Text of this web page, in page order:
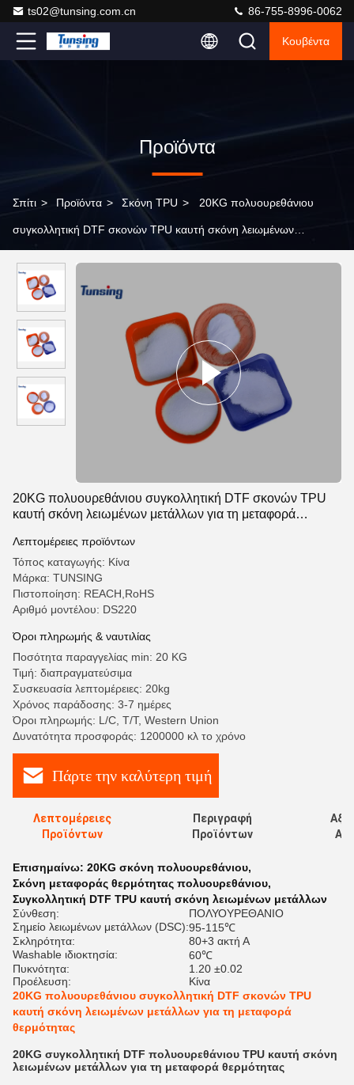
ts02@tunsing.com.cn 86-755-8996-0062
Κουβέντα
Προϊόντα
Σπίτι > Προϊόντα > Σκόνη TPU > 20KG πολυουρεθάνιου
συγκολλητική DTF σκονών TPU καυτή σκόνη λειωμένων
20KG πολυουρεθάνιου συγκολλητική DTF σκονών TPU
καυτή σκόνη λειωμένων μετάλλων για τη μεταφορά
Λεπτομέρειες προϊόντων
Τόπος καταγωγής: Κίνα
Μάρκα: TUNSING
Πιστοποίηση: REACH,RoHS
Αριθμό μοντέλου: DS220
Όροι πληρωμής & ναυτιλίας
Ποσότητα παραγγελίας min: 20 KG
Τιμή: διαπραγματεύσιμα
Συσκευασία λεπτομέρειες: 20kg
Χρόνος παράδοσης: 3-7 ημέρες
Όροι πληρωμής: L/C, T/T, Western Union
Δυνατότητα προσφοράς: 1200000 κλ το χρόνο
Πάρτε την καλύτερη τιμή
Λεπτομέρειες
Προϊόντων
Περιγραφή
Προϊόντων
Επισημαίνω: 20KG σκόνη πολυουρεθάνιου,
Σκόνη μεταφοράς θερμότητας πολυουρεθάνιου,
Συγκολλητική DTF TPU καυτή σκόνη λειωμένων μετάλλων
Σύνθεση:
ΠΟΛΥΟΥΡΕΘΑΝΙΟ
Σημείο λειωμένων μετάλλων (DSC):95-115℃
Σκληρότητα:
80+3 ακτή Α
Washable ιδιοκτησία:
60℃
Πυκνότητα:
1.20 ±0.02
Προέλευση:
Κίνα
20KG πολυουρεθάνιου συγκολλητική DTF σκονών TPU
καυτή σκόνη λειωμένων μετάλλων για τη μεταφορά
θερμότητας
20KG συγκολλητική DTF πολυουρεθάνιου TPU καυτή σκόνη
λειωμένων μετάλλων για τη μεταφορά θερμότητας